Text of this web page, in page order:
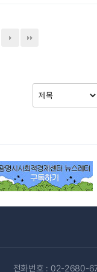
전화번호 : 02-2680-